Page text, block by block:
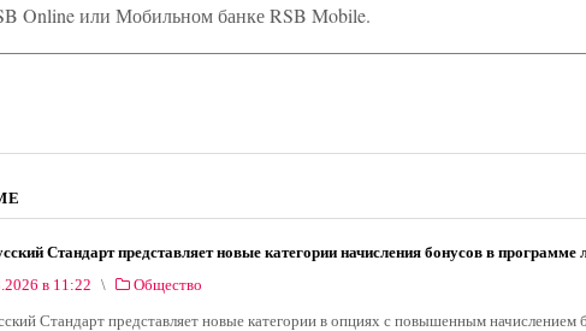
Online или Мобильном банке RSB Mobile.
Стандарт представляет новые категории начисления бонусов в программе
в 11:22
Общество
Стандарт представляет новые категории в опциях с повышенным начислением